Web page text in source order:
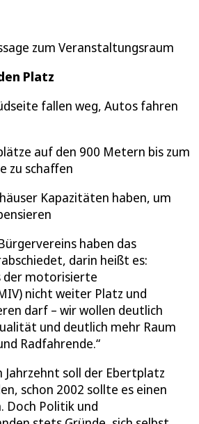
zum Veranstaltungsraum
Platz
fallen weg, Autos fahren
auf den 900 Metern bis zum
zu schaffen
Kapazitäten haben, um
haben das
darin heißt es:
der motorisierte
nicht weiter Platz und
darf – wir wollen deutlich
und deutlich mehr Raum
Radfahrende.“
Jahrzehnt soll der Ebertplatz
schon 2002 sollte es einen
Doch Politik und